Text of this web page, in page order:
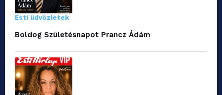
Esti üdvözletek
Boldog Születésnapot Prancz Ádám